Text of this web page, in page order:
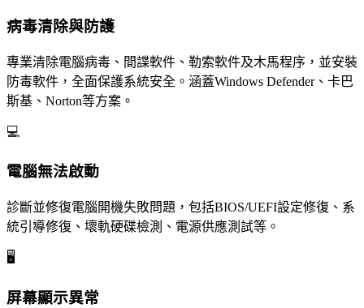
病毒清除與防護
專業清除電腦病毒、間諜軟件、勒索軟件及木馬程序，並安裝
防毒軟件，全面保護系統安全。涵蓋Windows Defender、卡巴
斯基、Norton等方案。
💻
電腦無法啟動
診斷並修復電腦開機失敗問題，包括BIOS/UEFI設定修復、系
統引導修復、壞軌硬碟檢測、電源供應測試等。
🖥️
屏幕顯示異常